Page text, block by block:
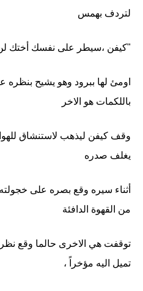
لتردف بهمس
"كيفن ،سيطر على نفسك أختك لن
اومئ لها ببرود وهو يشيح بنظره
باللكمات هو الاخر
وقف كيفن ليذهب لاستنشاق
يغلف صدره
أثناء سيره وقع بصره على
من القهوة الدافئة
توقفت هي الاخرى حالما وقع
تميل اليه مؤخراً ،